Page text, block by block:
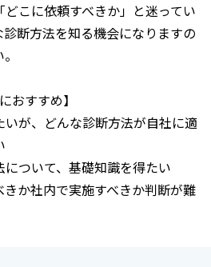
どこに依頼すべきか」と迷ってい
断方法を知る機会になりますの
おすすめ】
いが、どんな診断方法が自社に適
について、基礎知識を得たい
きか社内で実施すべきか判断が難